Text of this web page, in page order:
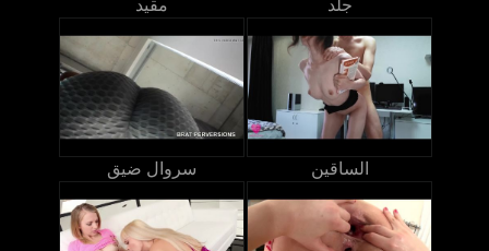
مقيد جلد
سروال ضيق الساقين